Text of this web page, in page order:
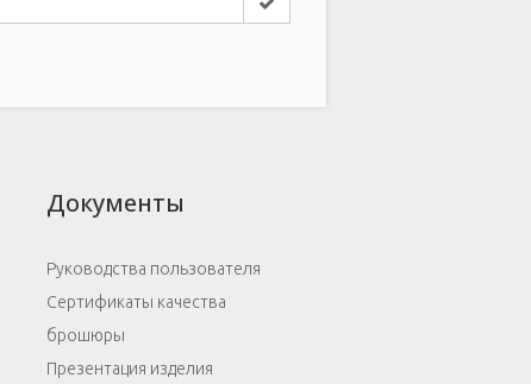
Документы
Руководства пользователя
Сертификаты качества
брошюры
Презентация изделия